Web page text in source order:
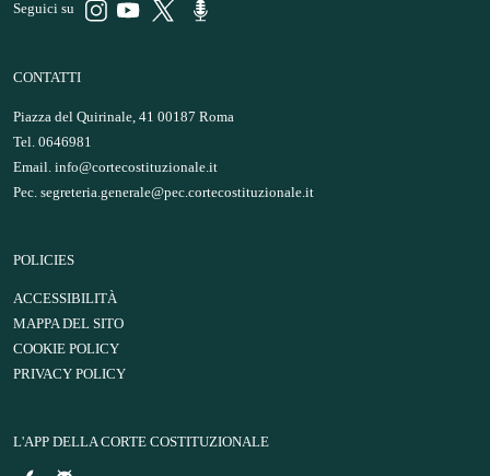
Seguici su
CONTATTI
Piazza del Quirinale, 41 00187 Roma
Tel. 0646981
Email. info@cortecostituzionale.it
Pec. segreteria.generale@pec.cortecostituzionale.it
POLICIES
ACCESSIBILITÀ
MAPPA DEL SITO
COOKIE POLICY
PRIVACY POLICY
L'APP DELLA CORTE COSTITUZIONALE